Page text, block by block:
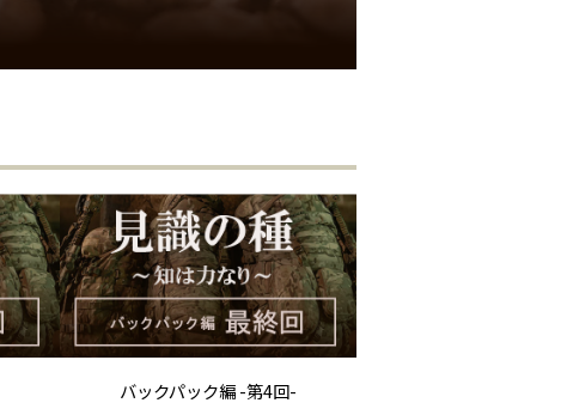
バックパック編 -第4回-